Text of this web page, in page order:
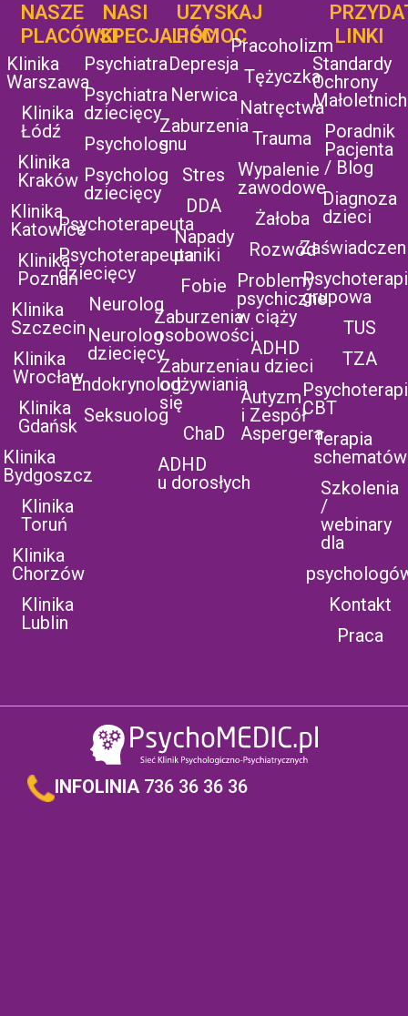
NASZE
PLACÓWKI
Klinika
Warszawa
Klinika
Łódź
Klinika
Kraków
Klinika
Katowice
Klinika
Poznań
Klinika
Szczecin
Klinika
Wrocław
Klinika
Gdańsk
Klinika
Bydgoszcz
Klinika
Toruń
Klinika
Chorzów
Klinika
Lublin
NASI
SPECJALIŚCI
Psychiatra
Psychiatra
dziecięcy
Psycholog
Psycholog
dziecięcy
Psychoterapeuta
Psychoterapeuta
dziecięcy
Neurolog
Neurolog
dziecięcy
Endokrynolog
Seksuolog
UZYSKAJ
POMOC
Depresja
Nerwica
Zaburzenia
snu
Stres
DDA
Napady
paniki
Fobie
Zaburzenia
osobowości
Zaburzenia
odżywiania
się
ChaD
ADHD
u dorosłych
UZYSKAJ
POMOC
Pracoholizm
Tężyczka
Natręctwa
Trauma
Wypalenie
zawodowe
Żałoba
Rozwód
Problemy
psychiczne
w ciąży
ADHD
u dzieci
Autyzm
i Zespół
Aspergera
LINKI
Standardy
Ochrony
Małoletnich
Poradnik
Pacjenta
/ Blog
Diagnoza
dzieci
grupowa
TUS
TZA
CBT
Terapia
schematów
Szkolenia
/
webinary
dla
Kontakt
Praca
INFOLINIA 736 36 36 36